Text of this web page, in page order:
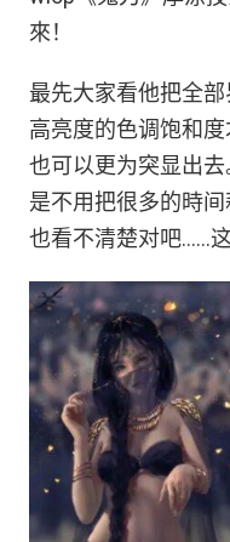
來！
最先大家看他把全
高亮度的色调饱和
也可以更为突显出
是不用把很多的時
也看不清楚对吧……